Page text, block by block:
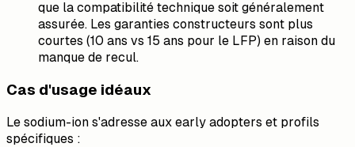
que la compatibilité technique soit généralement
assurée. Les garanties constructeurs sont plus
courtes (10 ans vs 15 ans pour le LFP) en raison du
manque de recul.
Cas d'usage idéaux
Le sodium-ion s'adresse aux early adopters et profils
spécifiques :